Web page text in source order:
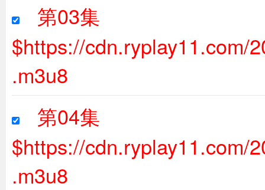
第03集
$https://cdn.ryplay11.com/
.m3u8
第04集
$https://cdn.ryplay11.com/
.m3u8